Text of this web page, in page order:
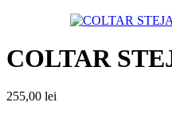
COLTAR
255,00 lei